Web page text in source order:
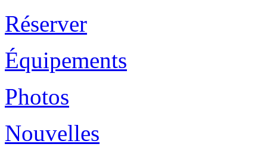
Réserver
Équipements
Photos
Nouvelles